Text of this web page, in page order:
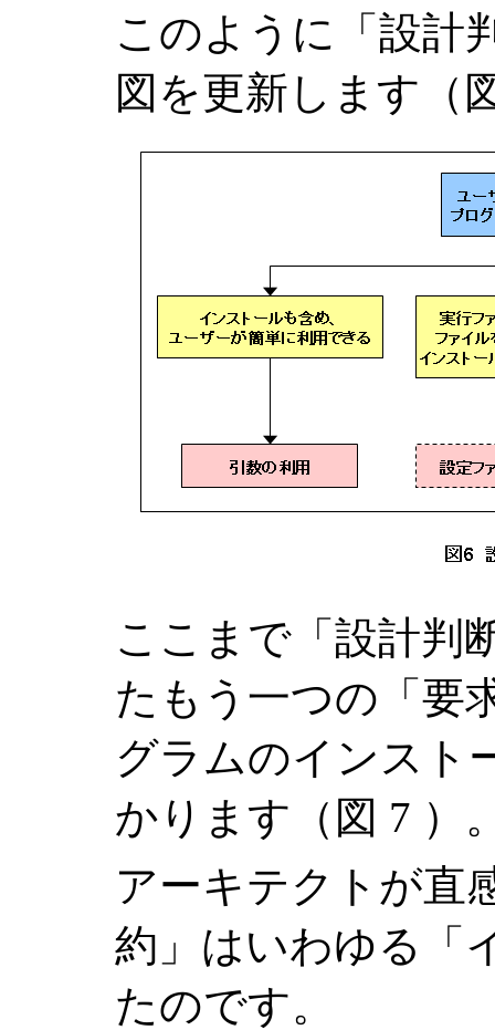
このように「設計
図を更新します（
ここまで「設計判
たもう一つの「要
グラムのインスト
かります（図 7 ）
アーキテクトが直
約」はいわゆる「
たのです。